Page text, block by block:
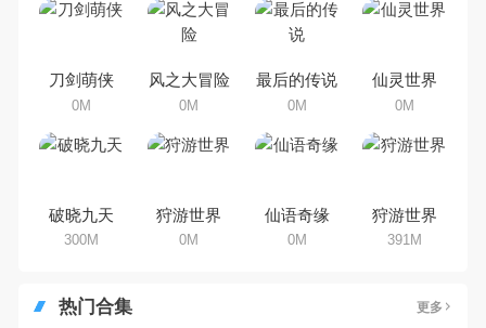
色手机游戏有哪些呢？游戏今天，
乐途下载站小编芒果味的怪咖给大
集，欢迎大家前来选择下载体验
刀剑萌侠
0M
风之大冒险
0M
最后的传说
0M
仙灵世界
0M
破晓九天
300M
狩游世界
0M
仙语奇缘
0M
狩游世界
391M
热门合集 更多